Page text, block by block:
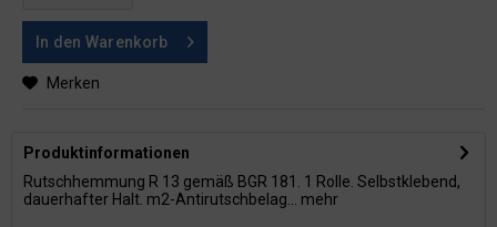
In den Warenkorb
Merken
Produktinformationen
Rutschhemmung R 13 gemäß BGR 181. 1 Rolle. Selbstklebend,
dauerhafter Halt. m2-Antirutschbelag...
mehr